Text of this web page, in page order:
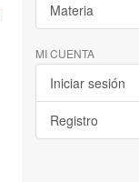
Materia
MI CUENTA
Iniciar sesión
Registro